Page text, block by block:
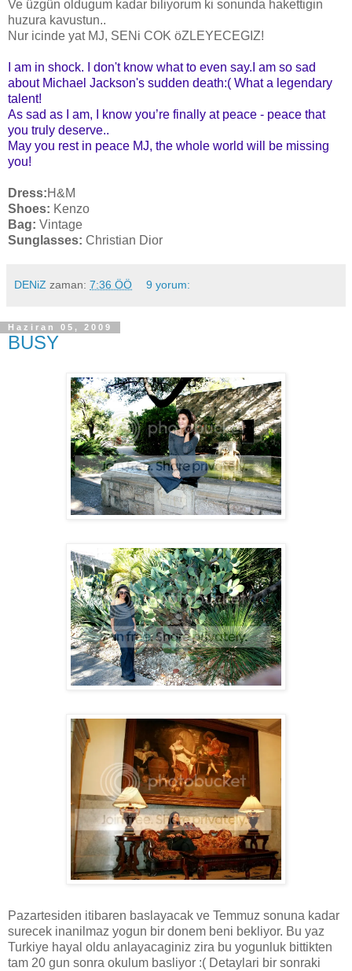
Ve üzgün oldugum kadar biliyorum ki sonunda hakettigin
huzura kavustun..
Nur icinde yat MJ, SENi COK öZLEYECEGIZ!
I am in shock. I don't know what to even say.I am so sad
about Michael Jackson's sudden death:( What a legendary
talent!
As sad as I am, I know you’re finally at peace - peace that
you truly deserve..
May you rest in peace MJ, the whole world will be missing
you!
Dress:H&M
Shoes: Kenzo
Bag: Vintage
Sunglasses: Christian Dior
DENiZ zaman: 7:36 ÖÖ 9 yorum:
Haziran 05, 2009
BUSY
Pazartesiden itibaren baslayacak ve Temmuz sonuna kadar
surecek inanilmaz yogun bir donem beni bekliyor. Bu yaz
Turkiye hayal oldu anlayacaginiz zira bu yogunluk bittikten
tam 20 gun sonra okulum basliyor :( Detaylari bir sonraki